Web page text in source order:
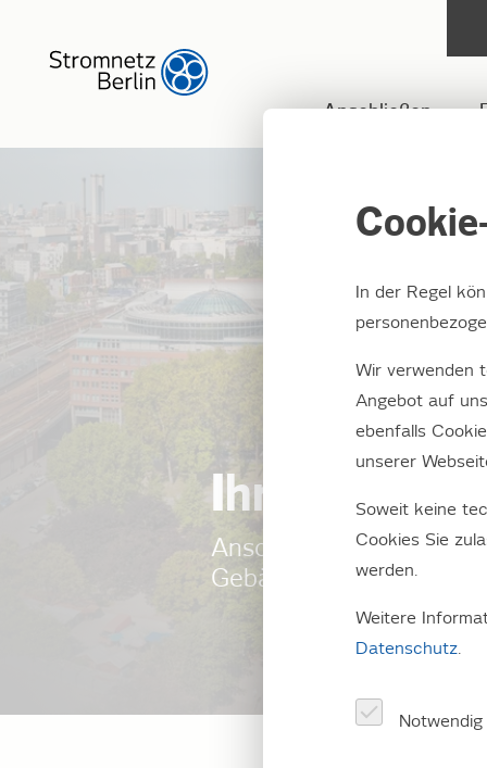
Anschließen
Ihre Berlin-
Anschluss an das
Gebäude.
In der Regel
Wir verwenden
Angebot auf
ebenfalls
unserer
Soweit keine
Cookies Sie
werden.
Weitere
Datenschutz.
Notwendig